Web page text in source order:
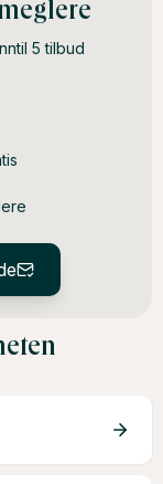
etterspørsel
av
5 tilbud